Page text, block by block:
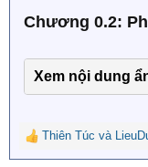
:Chương 0.2:
Xem nội dung
R
e
Thiên Túc và